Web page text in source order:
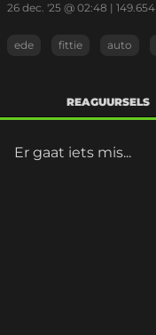
26 dec. '25 @ 02:48 | 149.654
ede fittie auto
REAGUURSELS
Er gaat iets mis...